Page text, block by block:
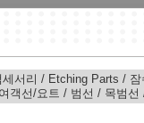
서리 / Etching Parts / 잠
여객선/요트 / 범선 / 목범선